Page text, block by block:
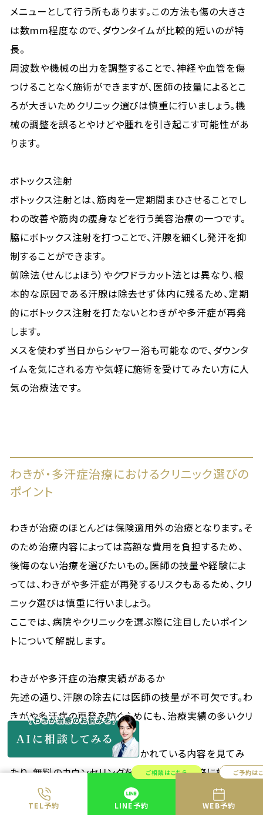
TEL予約
ご相談はこちら
LINE予約
ご予約は
WEB予約
メニューとして行う所もあります。この方法も傷の大きさ
は数mm程度なので、ダウンタイムが比較的短いのが特
長。
周波数や機械の出力を調整することで、神経や血管を傷
つけることなく施術ができますが、医師の技量によるとこ
ろが大きいためクリニック選びは慎重に行いましょう。機
械の調整を誤るとやけどや腫れを引き起こす可能性があ
ります。
ボトックス注射
ボトックス注射とは、筋肉を一定期間まひさせることでし
わの改善や筋肉の痩身などを行う美容治療の一つです。
脇にボトックス注射を打つことで、汗腺を細くし発汗を抑
制することができます。
剪除法（せんじょほう）やクワドラカット法とは異なり、根
本的な原因である汗腺は除去せず体内に残るため、定期
的にボトックス注射を打たないとわきがや多汗症が再発
します。
メスを使わず当日からシャワー浴も可能なので、ダウンタ
イムを気にされる方や気軽に施術を受けてみたい方に人
気の治療法です。
わきが・多汗症治療におけるクリニック選びの
ポイント
わきが治療のほとんどは保険適用外の治療となります。そ
のため治療内容によっては高額な費用を負担するため、
後悔のない治療を選びたいもの。医師の技量や経験によ
っては、わきがや多汗症が再発するリスクもあるため、クリ
ニック選びは慎重に行いましょう。
ここでは、病院やクリニックを選ぶ際に注目したいポイン
トについて解説します。
わきがや多汗症の治療実績があるか
先述の通り、汗腺の除去には医師の技量が不可欠です。わ
きがや多汗症の再発を防ぐためにも、治療実績の多いクリ
ニックを選ぶことが大切です。
クリニックのホームページに書かれている内容を見てみ
たり、無料のカウンセリングを受けてみて、実際に施術例
や実績について聞いてみるのも良いでしょう。